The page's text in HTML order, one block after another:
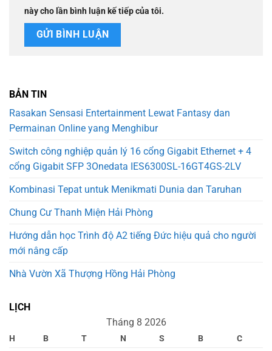
này cho lần bình luận kế tiếp của tôi.
BẢN TIN
Rasakan Sensasi Entertainment Lewat Fantasy dan
Permainan Online yang Menghibur
Switch công nghiệp quản lý 16 cổng Gigabit Ethernet + 4
cổng Gigabit SFP 3Onedata IES6300SL-16GT4GS-2LV
Kombinasi Tepat untuk Menikmati Dunia dan Taruhan
Chung Cư Thanh Miện Hải Phòng
Hướng dẫn học Trình độ A2 tiếng Đức hiệu quả cho người
mới nâng cấp
Nhà Vườn Xã Thượng Hồng Hải Phòng
LỊCH
Tháng 8 2026
H B T N S B
C